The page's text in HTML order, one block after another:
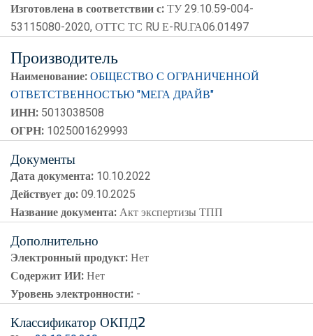
Изготовлена в соответствии с:ТУ 29.10.59-004-
53115080-2020, ОТТС ТС RU Е-RU.ГА06.01497
Производитель
Наименование:ОБЩЕСТВО С ОГРАНИЧЕННОЙ
ОТВЕТСТВЕННОСТЬЮ "МЕГА ДРАЙВ"
ИНН: 5013038508
ОГРН: 1025001629993
Документы
Дата документа: 10.10.2022
Действует до:09.10.2025
Название документа:Акт экспертизы ТПП
Дополнительно
Электронный продукт:Нет
Содержит ИИ:Нет
Уровень электронности: -
Классификатор ОКПД2